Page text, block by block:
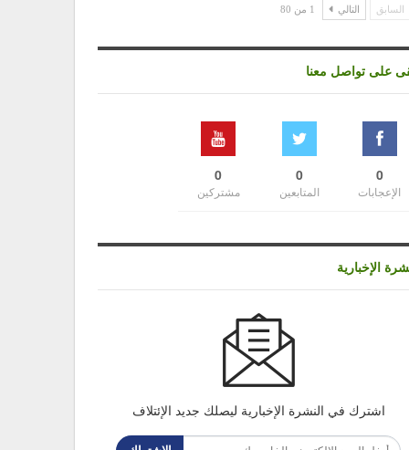
السابق التالي 1 من 80
على تواصل معنا
0
الإعجابات
0
المتابعين
0
مشتركين
الإخبارية
اشترك في النشرة الإخبارية ليصلك جديد الإئتلاف